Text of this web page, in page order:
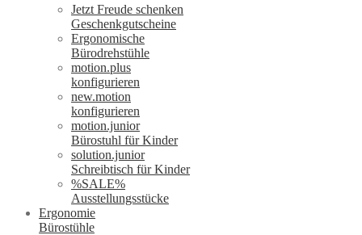
Jetzt Freude schenken
Geschenkgutscheine
Ergonomische
Bürodrehstühle
motion.plus
konfigurieren
new.motion
konfigurieren
motion.junior
Bürostuhl für Kinder
solution.junior
Schreibtisch für Kinder
%SALE%
Ausstellungsstücke
Ergonomie
Bürostühle